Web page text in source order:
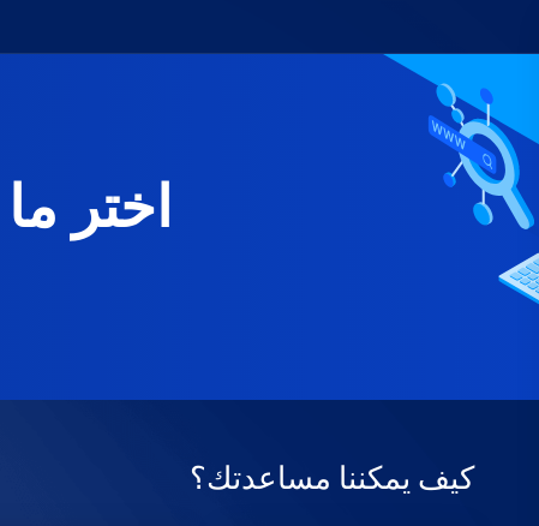
اختر
كيف يمكننا مساعدتك؟